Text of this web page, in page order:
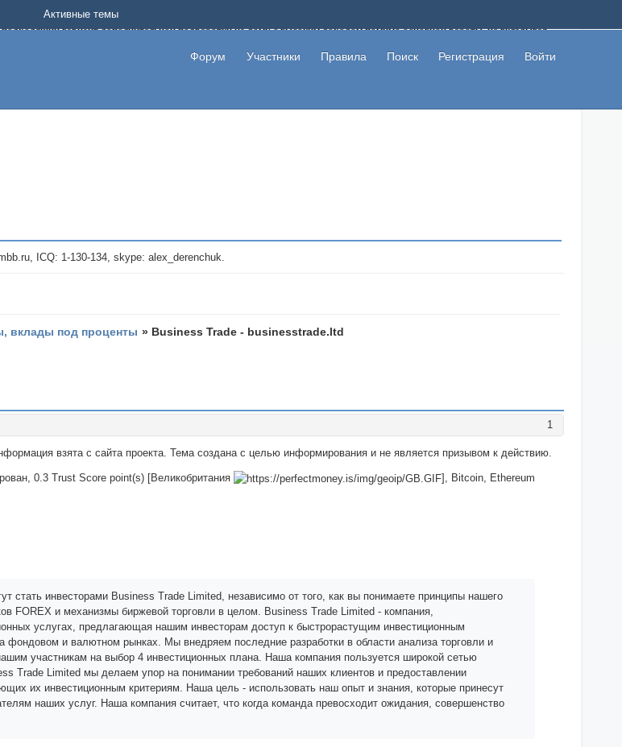
вариант дополнительной подработки на дому с высоким доходом помимо основной работы, не вкладывая
в теме что это лохотрон, чтобы другие пользователи не попались на развод. Вы сможете начать зарабатывать
объявления со своими пригласительными ссылками и первая прибыль не заставит себя долго ждать.
Форум Участники Правила Поиск Регистрация Войти
Активные темы
ICQ: 1-130-134, skype: alex_derenchuk.
вклады под проценты » Business Trade - businesstrade.ltd
1
взята с сайта проекта. Тема создана с целью информирования и не является призывом к действию.
0.3 Trust Score point(s) [Великобритания ], Bitcoin, Ethereum
стать инвесторами Business Trade Limited, независимо от того, как вы понимаете принципы нашего
FOREX и механизмы биржевой торговли в целом. Business Trade Limited - компания,
услугах, предлагающая нашим инвесторам доступ к быстрорастущим инвестиционным
и валютном рынках. Мы внедряем последние разработки в области анализа торговли и
участникам на выбор 4 инвестиционных плана. Наша компания пользуется широкой сетью
Trade Limited мы делаем упор на понимании требований наших клиентов и предоставлении
их инвестиционным критериям. Наша цель - использовать наш опыт и знания, которые принесут
наших услуг. Наша компания считает, что когда команда превосходит ожидания, совершенство